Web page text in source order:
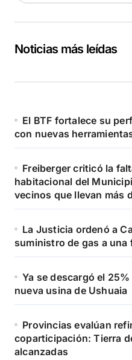
Noticias más leídas
El BTF fortalece su
con nuevas
Freiberger criticó la
habitacional del
vecinos que llevan más
La Justicia ordenó a
suministro de gas a una
Ya se descargó el
nueva usina de Ushuaia
Provincias evalúan
coparticipación: Tierra
alcanzadas